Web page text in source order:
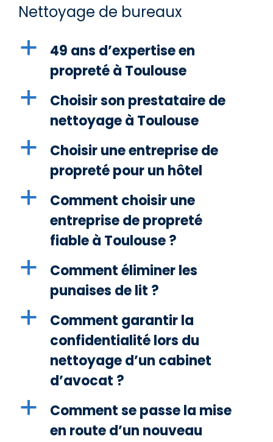
Nettoyage de bureaux
a
49 ans d’expertise en
propreté à Toulouse
a
Choisir son prestataire de
nettoyage à Toulouse
a
Choisir une entreprise de
propreté pour un hôtel
a
Comment choisir une
entreprise de propreté
fiable à Toulouse ?
a
Comment éliminer les
punaises de lit ?
a
Comment garantir la
confidentialité lors du
nettoyage d’un cabinet
d’avocat ?
a
Comment se passe la mise
en route d’un nouveau